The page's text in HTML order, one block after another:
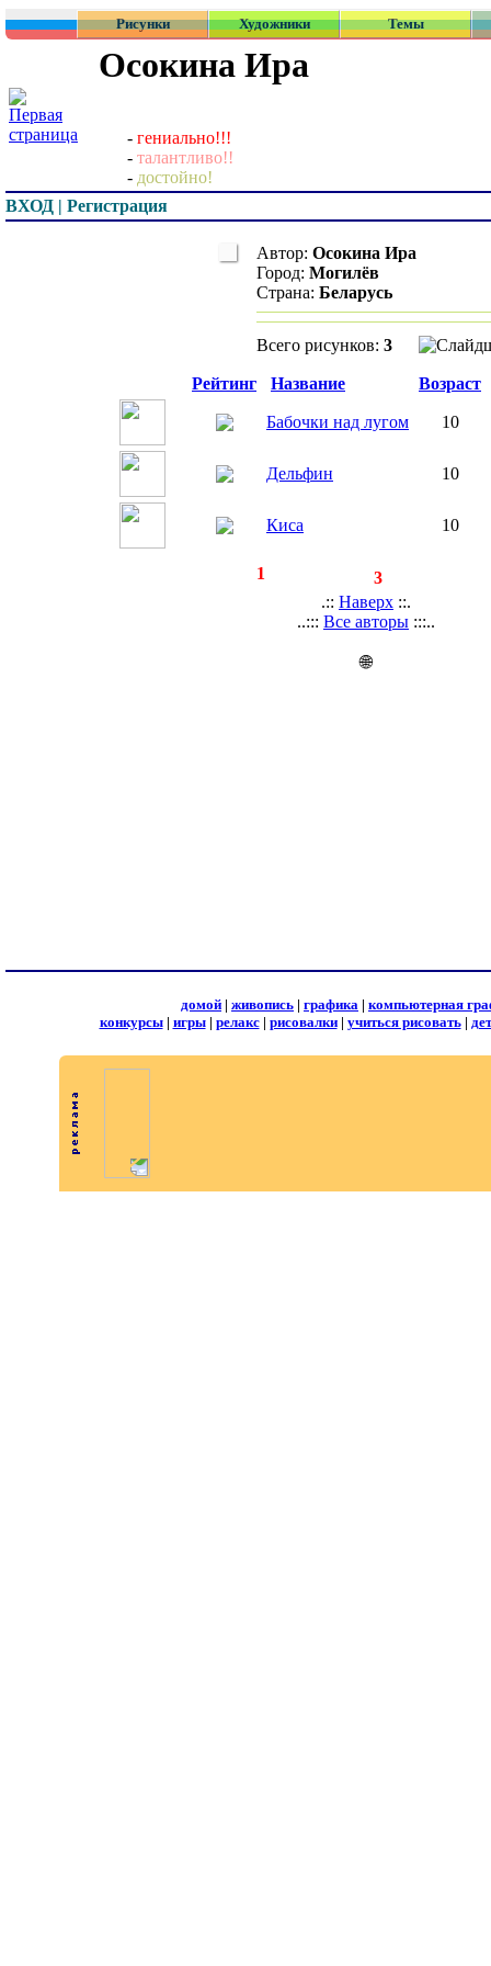
Рисунки Художники Темы
Осокина Ира
- гениально!!!
- талантливо!!
- достойно!
ВХОД | Регистрация
Автор: Осокина Ира
Город: Могилёв
Страна: Беларусь
Всего рисунков: 3
Рейтинг Название Возраст
Бабочки над лугом 10
Дельфин 10
Киса 10
1
3
.:: Наверх ::.
..::: Все авторы :::..
🌐
домой | живопись | графика | компьютерная
конкурсы| игры| релакс| рисовалки| учиться рисовать|